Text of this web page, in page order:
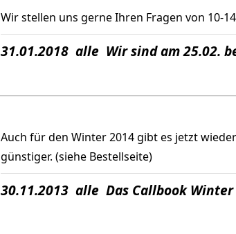
Wir stellen uns gerne Ihren Fragen von 10-
31.01.2018 alle Wir sind am 25.02.
Auch für den Winter 2014 gibt es jetzt
günstiger. (siehe Bestellseite)
30.11.2013 alle Das Callbook Winter